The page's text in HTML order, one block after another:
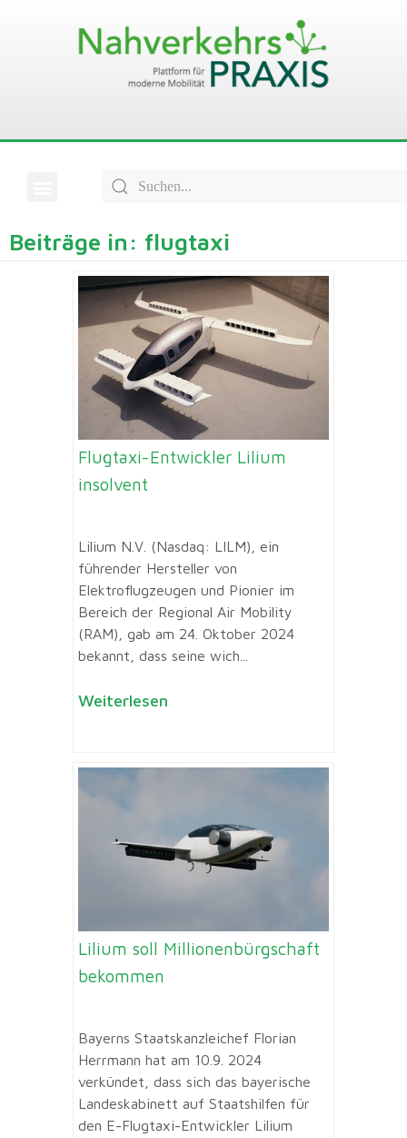
Beiträge in: flugtaxi
Flugtaxi-Entwickler Lilium
insolvent
Lilium N.V. (Nasdaq: LILM), ein
führender Hersteller von
Elektroflugzeugen und Pionier im
Bereich der Regional Air Mobility
(RAM), gab am 24. Oktober 2024
bekannt, dass seine wich...
Weiterlesen
Lilium soll Millionenbürgschaft
bekommen
Bayerns Staatskanzleichef Florian
Herrmann hat am 10.9. 2024
verkündet, dass sich das bayerische
Landeskabinett auf Staatshilfen für
den E-Flugtaxi-Entwickler Lilium